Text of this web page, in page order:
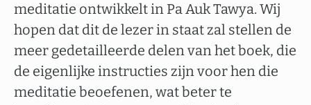
meditatie ontwikkelt in Pa Auk Tawya. Wij
hopen dat dit de lezer in staat zal stellen de
meer gedetailleerde delen van het boek, die
de eigenlijke instructies zijn voor hen die
meditatie beoefenen, wat beter te